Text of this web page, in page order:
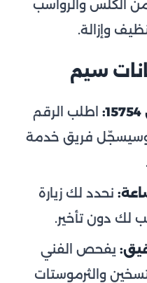
الكلس والرواسب
وإزالة.
سيم
اطلب الرقم
وسيسجّل فريق خدمة
نحدد لك زيارة
لك دون تأخير.
يفحص الفني
والثرموستات